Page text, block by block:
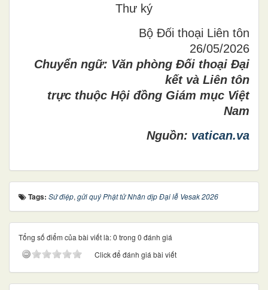
Thư ký
Bộ Đối thoại Liên tôn
26/05/2026
Chuyển ngữ: Văn phòng Đối thoại Đại
kết và Liên tôn
trực thuộc Hội đồng Giám mục Việt
Nam
Nguồn: vatican.va
Tags: Sứ điệp, gửi quý Phật tử Nhân dịp Đại lễ Vesak 2026
Tổng số điểm của bài viết là: 0 trong 0 đánh giá
Click để đánh giá bài viết